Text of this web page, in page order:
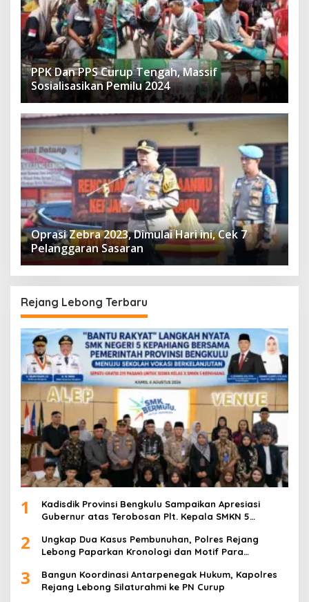
PPK Dan PPS Curup Tengah, Massif
Sosialisasikan Pemilu 2024
Oprasi Zebra 2023, Dimulai Hari ini, Cek 7
Pelanggaran Sasaran
Rejang Lebong Terbaru
1
Kadisdik Provinsi Bengkulu Sampaikan Apresiasi
Gubernur atas Terobosan Plt. Kepala SMKN 5
2
Ungkap Dua Kasus Pembunuhan, Polres Rejang
Lebong Paparkan Kronologi dan Motif Para
3
Bangun Koordinasi Antarpenegak Hukum, Kapolres
Rejang Lebong Silaturahmi ke PN Curup